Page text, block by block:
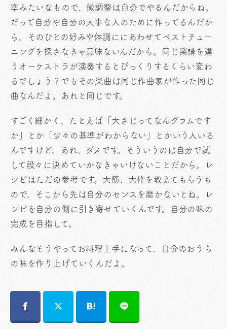
準みたいなもので、微調整は自分でやるんだからね。
だって自分や自分の大事な人のために作ってるんだか
ら、そのひとの好みや体調ににあわせてベストチュー
ニングを探さなきゃ意味ないんだから。同じ楽譜を違
うオーケストラが演奏するとびっくりするくらい変わ
るでしょう？でもその楽曲は同じ作曲家が作った同じ
曲なんだよ。あれと同じです。
すごく細かく、たとえば「大さじってなんグラムです
か」とか「少々の基準がわからない」とかいう人いる
んですけど、あれ、ダメです。そういうのは自分で試
して段々に決めていかなきゃいけないことだから。レ
シピはただの参考です。大筋、大枠を教えてもらうも
ので、そこから先は自分のセンスを磨かないとね。レ
シピを自分の側に引き寄せていくんです。自分の味の
完成を目指して。
みんなそうやってお料理上手になって、自分のおうち
の味を作り上げていくんだよ。